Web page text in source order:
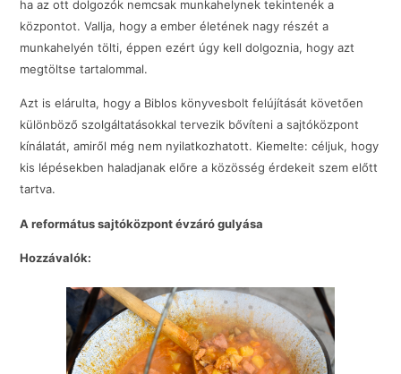
ha az ott dolgozók nemcsak munkahelynek tekintenék a
központot. Vallja, hogy a ember életének nagy részét a
munkahelyén tölti, éppen ezért úgy kell dolgoznia, hogy azt
megtöltse tartalommal.
Azt is elárulta, hogy a Biblos könyvesbolt felújítását követően
különböző szolgáltatásokkal tervezik bővíteni a sajtóközpont
kínálatát, amiről még nem nyilatkozhatott. Kiemelte: céljuk, hogy
kis lépésekben haladjanak előre a közösség érdekeit szem előtt
tartva.
A református sajtóközpont évzáró gulyása
Hozzávalók: